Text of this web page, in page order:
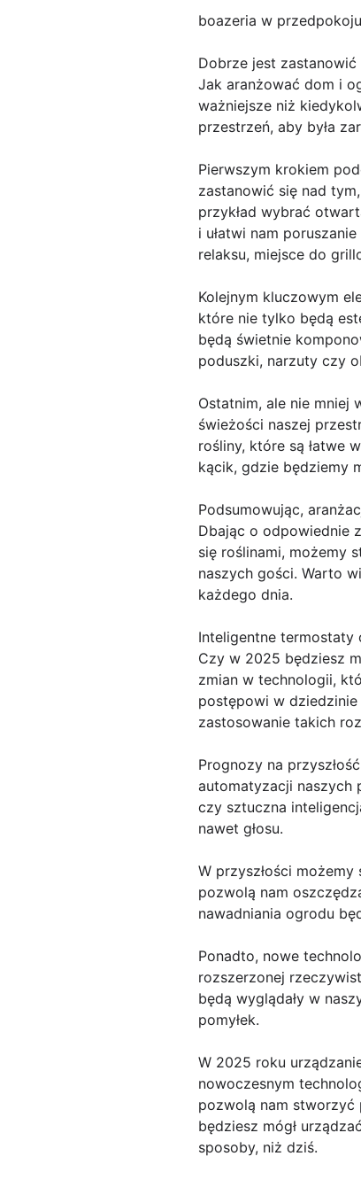
boazeria w przedpokoju
Dobrze jest zastanowić
Jak aranżować dom i
ważniejsze niż
przestrzeń, aby była
Pierwszym krokiem
zastanowić się nad
przykład wybrać
i ułatwi nam
relaksu, miejsce do
Kolejnym kluczowym
które nie tylko będą
będą świetnie
poduszki, narzuty czy
Ostatnim, ale nie mniej
świeżości naszej
rośliny, które są łatwe
kącik, gdzie będziemy
Podsumowując,
Dbając o odpowiednie
się roślinami, możemy
naszych gości. Warto
każdego dnia.
Inteligentne termostaty
Czy w 2025 będziesz
zmian w technologii,
postępowi w
zastosowanie takich
Prognozy na
automatyzacji naszych
czy sztuczna
nawet głosu.
W przyszłości
pozwolą nam
nawadniania ogrodu
Ponadto, nowe
rozszerzonej
będą wyglądały w
pomyłek.
W 2025 roku
nowoczesnym
pozwolą nam stworzyć
będziesz mógł
sposoby, niż dziś.